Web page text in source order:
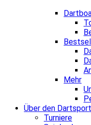
Mehr
Über den Dartsport
Turniere